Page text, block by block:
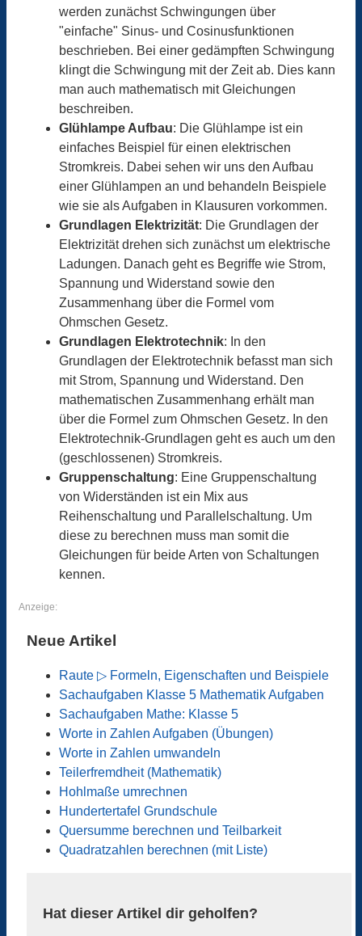
werden zunächst Schwingungen über
"einfache" Sinus- und Cosinusfunktionen
beschrieben. Bei einer gedämpften Schwingung
klingt die Schwingung mit der Zeit ab. Dies kann
man auch mathematisch mit Gleichungen
beschreiben.
Glühlampe Aufbau: Die Glühlampe ist ein
einfaches Beispiel für einen elektrischen
Stromkreis. Dabei sehen wir uns den Aufbau
einer Glühlampen an und behandeln Beispiele
wie sie als Aufgaben in Klausuren vorkommen.
Grundlagen Elektrizität: Die Grundlagen der
Elektrizität drehen sich zunächst um elektrische
Ladungen. Danach geht es Begriffe wie Strom,
Spannung und Widerstand sowie den
Zusammenhang über die Formel vom
Ohmschen Gesetz.
Grundlagen Elektrotechnik: In den
Grundlagen der Elektrotechnik befasst man sich
mit Strom, Spannung und Widerstand. Den
mathematischen Zusammenhang erhält man
über die Formel zum Ohmschen Gesetz. In den
Elektrotechnik-Grundlagen geht es auch um den
(geschlossenen) Stromkreis.
Gruppenschaltung: Eine Gruppenschaltung
von Widerständen ist ein Mix aus
Reihenschaltung und Parallelschaltung. Um
diese zu berechnen muss man somit die
Gleichungen für beide Arten von Schaltungen
kennen.
Anzeige:
Neue Artikel
Raute ▷ Formeln, Eigenschaften und Beispiele
Sachaufgaben Klasse 5 Mathematik Aufgaben
Sachaufgaben Mathe: Klasse 5
Worte in Zahlen Aufgaben (Übungen)
Worte in Zahlen umwandeln
Teilerfremdheit (Mathematik)
Hohlmaße umrechnen
Hundertertafel Grundschule
Quersumme berechnen und Teilbarkeit
Quadratzahlen berechnen (mit Liste)
Hat dieser Artikel dir geholfen?